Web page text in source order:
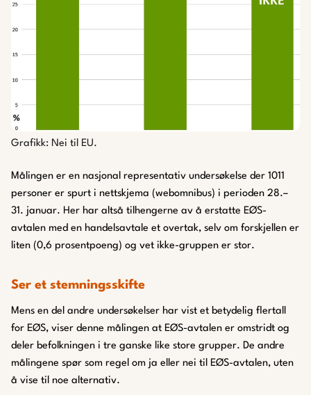
Grafikk: Nei til EU.
Målingen er en nasjonal representativ undersøkelse der 1011
personer er spurt i nettskjema (webomnibus) i perioden 28.–
31. januar. Her har altså tilhengerne av å erstatte EØS-
avtalen med en handelsavtale et overtak, selv om forskjellen er
liten (0,6 prosentpoeng) og vet ikke-gruppen er stor.
Ser et stemningsskifte
Mens en del andre undersøkelser har vist et betydelig flertall
for EØS, viser denne målingen at EØS-avtalen er omstridt og
deler befolkningen i tre ganske like store grupper. De andre
målingene spør som regel om ja eller nei til EØS-avtalen, uten
å vise til noe alternativ.